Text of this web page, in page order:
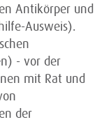
Antikörper und
Ausweis).
- vor der
mit Rat und
der